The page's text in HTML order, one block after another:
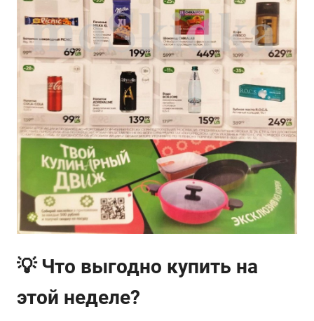
💡 Что выгодно купить на
этой неделе?